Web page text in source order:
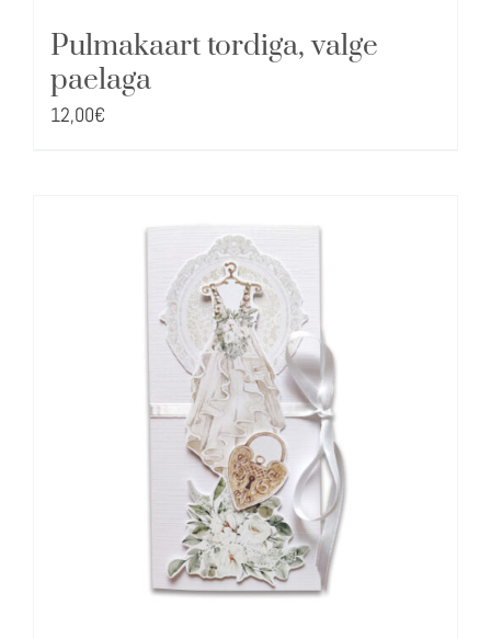
Pulmakaart tordiga, valge
paelaga
12,00€